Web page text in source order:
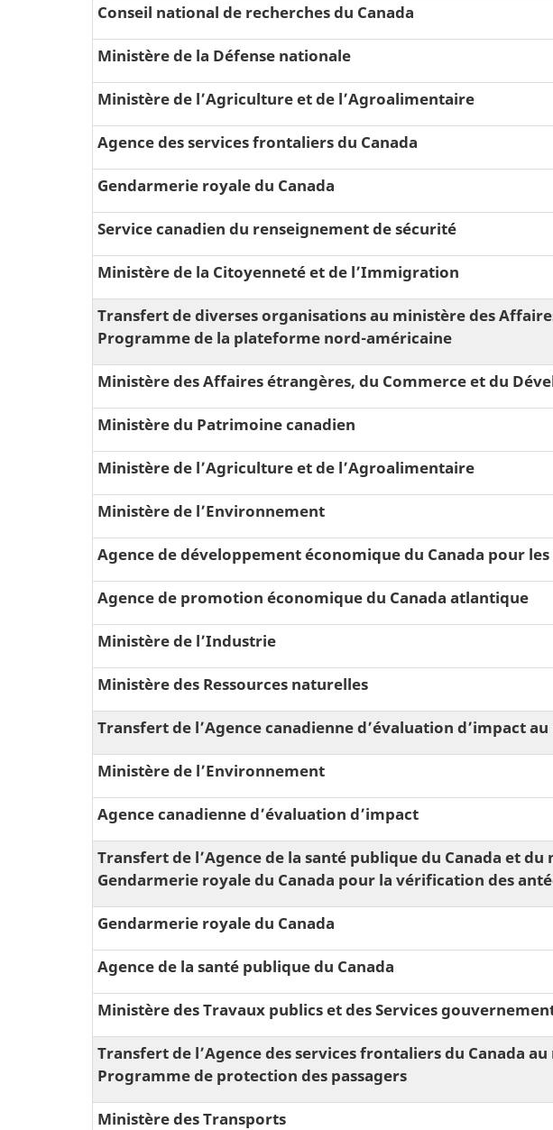
Conseil national de recherches du Canada
Ministère de la Défense nationale
Ministère de l’Agriculture et de lʼAgroalimentaire
Agence des services frontaliers du Canada
Gendarmerie royale du Canada
Service canadien du renseignement de sécurité
Ministère de la Citoyenneté et de l’Immigration
Transfert de diverses organisations au ministère des
Programme de la plateforme nord-américaine
Ministère des Affaires étrangères, du Commerce et du
Ministère du Patrimoine canadien
Ministère de l’Agriculture et de lʼAgroalimentaire
Ministère de l’Environnement
Agence de développement économique du Canada pour
Agence de promotion économique du Canada atlantique
Ministère de l’Industrie
Ministère des Ressources naturelles
Transfert de lʼAgence canadienne dʼévaluation dʼimpact
Ministère de l’Environnement
Agence canadienne dʼévaluation dʼimpact
Transfert de lʼAgence de la santé publique du Canada et
Gendarmerie royale du Canada pour la vérification des
Gendarmerie royale du Canada
Agence de la santé publique du Canada
Ministère des Travaux publics et des Services
Transfert de lʼAgence des services frontaliers du Canada
Programme de protection des passagers
Ministère des Transports